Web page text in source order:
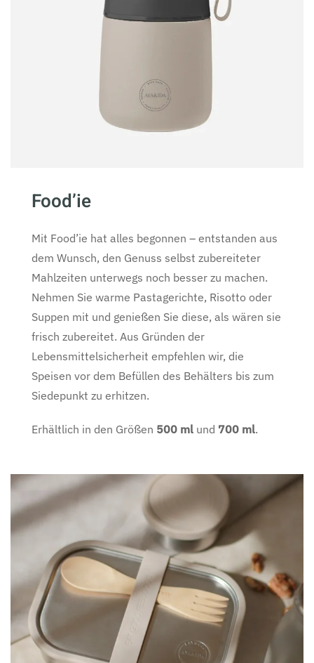
Food’ie
Mit Food’ie hat alles begonnen – entstanden aus
dem Wunsch, den Genuss selbst zubereiteter
Mahlzeiten unterwegs noch besser zu machen.
Nehmen Sie warme Pastagerichte, Risotto oder
Suppen mit und genießen Sie diese, als wären sie
frisch zubereitet. Aus Gründen der
Lebensmittelsicherheit empfehlen wir, die
Speisen vor dem Befüllen des Behälters bis zum
Siedepunkt zu erhitzen.
Erhältlich in den Größen 500 ml und 700 ml.